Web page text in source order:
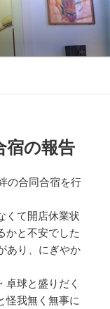
宿の報告
の合同合宿を行
くて開店休業状
かと不安でした
あり、にぎやか
卓球と盛りだく
怪我無く無事に